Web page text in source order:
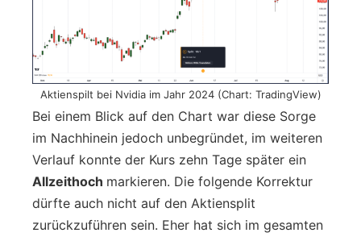
Aktienspilt bei Nvidia im Jahr 2024 (Chart: TradingView)
Bei einem Blick auf den Chart war diese Sorge
im Nachhinein jedoch unbegründet, im weiteren
Verlauf konnte der Kurs zehn Tage später ein
Allzeithoch markieren. Die folgende Korrektur
dürfte auch nicht auf den Aktiensplit
zurückzuführen sein. Eher hat sich im gesamten